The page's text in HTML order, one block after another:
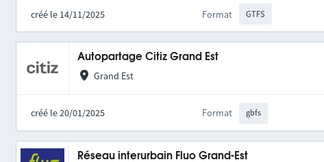
créé le 14/11/2025 Format GTFS
Autopartage Citiz Grand Est
Grand Est
créé le 20/01/2025 Format gbfs
Réseau interurbain Fluo Grand-Est